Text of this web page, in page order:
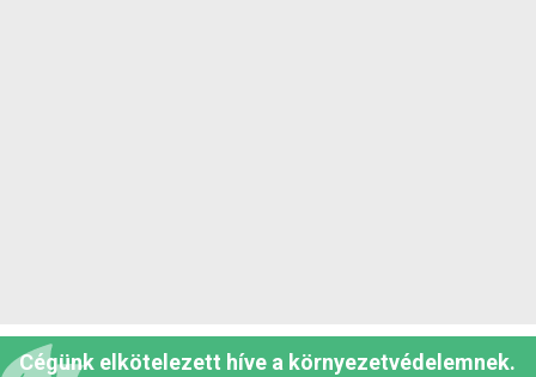
Cégünk elkötelezett híve a környezetvédelemnek.